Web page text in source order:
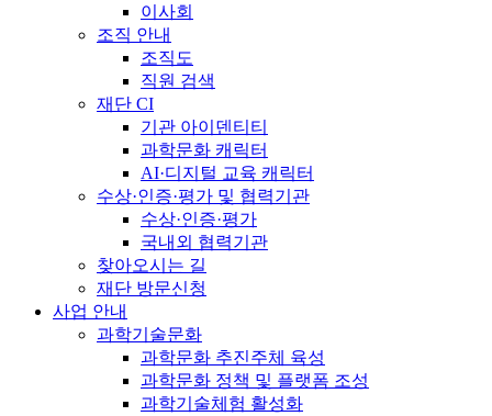
이사회
조직 안내
조직도
직원 검색
재단 CI
기관 아이덴티티
과학문화 캐릭터
AI·디지털 교육 캐릭터
수상·인증·평가 및 협력기관
수상·인증·평가
국내외 협력기관
찾아오시는 길
재단 방문신청
사업 안내
과학기술문화
과학문화 추진주체 육성
과학문화 정책 및 플랫폼 조성
과학기술체험 활성화